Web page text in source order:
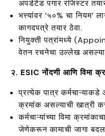
अपडेटेड पगार रजिस्टर
भत्त्यांवर ‘५०% चा नियम’
कागदपत्रे तयार ठेवा.
नियुक्ती पत्रांमध्ये
वेतन रचनेचा उल्लेख
२. ESIC नोंदणी आणि विमा
प्रत्येक पात्र कर्मचाऱ्याकडे
क्रमांक असल्याची खात्री
कर्मचाऱ्यांच्या विमा
जेणेकरून कामाची जागा